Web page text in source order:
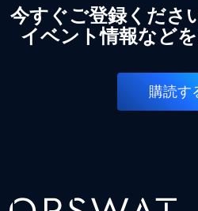
今すぐご登録くださ
イベント情報など
購読す